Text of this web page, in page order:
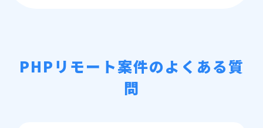
PHPリモート案件のよくある質
問